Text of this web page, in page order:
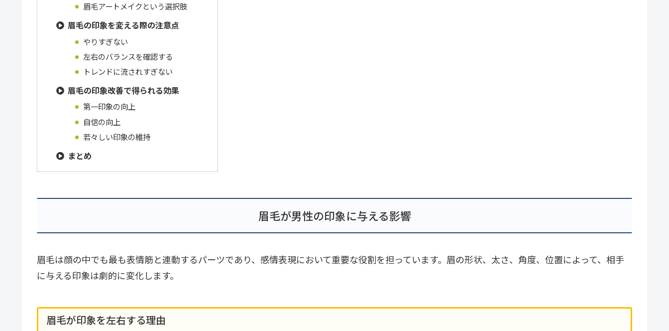
眉毛アートメイクという選択肢
眉毛の印象を変える際の注意点
やりすぎない
左右のバランスを確認する
トレンドに流されすぎない
眉毛の印象改善で得られる効果
第一印象の向上
自信の向上
若々しい印象の維持
まとめ
眉毛が男性の印象に与える影響
眉毛は顔の中でも最も表情筋と連動するパーツであり、感情表現において重要な役割を担っています。眉の形状、太さ、角度、位置によって、相手
に与える印象は劇的に変化します。
眉毛が印象を左右する理由